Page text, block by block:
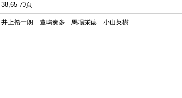
38,65-70頁
井上裕一朗 豊嶋奏多 馬場栄徳 小山英樹